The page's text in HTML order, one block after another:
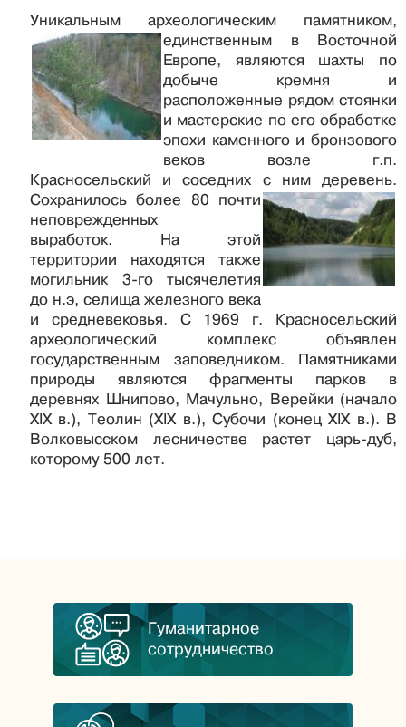
Уникальным археологическим памятником,
единственным в Восточной
Европе, являются шахты по
добыче кремня и
расположенные рядом стоянки
и мастерские по его обработке
эпохи каменного и бронзового
веков возле г.п.
Красносельский и соседних с ним деревень.
Сохранилось более 80 почти
неповрежденных
выработок. На этой
территории находятся также
могильник 3-го тысячелетия
до н.э, селища железного века
и средневековья. С 1969 г. Красносельский
археологический комплекс объявлен
государственным заповедником. Памятниками
природы являются фрагменты парков в
деревнях Шнипово, Мачульно, Верейки (начало
XIX в.), Теолин (XIX в.), Субочи (конец XIX в.). В
Волковысском лесничестве растет царь-дуб,
которому 500 лет.
Гуманитарное
сотрудничество